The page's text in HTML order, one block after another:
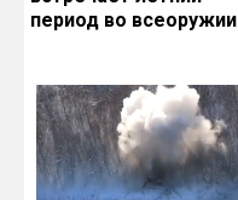
период во всеоружии